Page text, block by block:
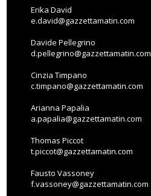
Erika David
e.david@gazzettamatin.com
Davide Pellegrino
d.pellegrino@gazzettamatin.com
Cinzia Timpano
c.timpano@gazzettamatin.com
Arianna Papalia
a.papalia@gazzettamatin.com
Thomas Piccot
t.piccot@gazzettamatin.com
Fausto Vassoney
f.vassoney@gazzettamatin.com